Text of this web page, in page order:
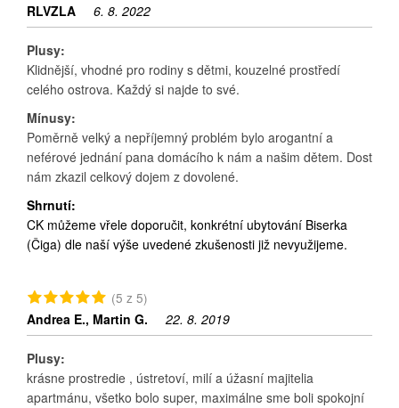
RLVZLA
6. 8. 2022
Plusy:
Klidnější, vhodné pro rodiny s dětmi, kouzelné prostředí
celého ostrova. Každý si najde to své.
Mínusy:
Poměrně velký a nepříjemný problém bylo arogantní a
neférové jednání pana domácího k nám a našim dětem. Dost
nám zkazil celkový dojem z dovolené.
Shrnutí:
CK můžeme vřele doporučit, konkrétní ubytování Biserka
(Čiga) dle naší výše uvedené zkušenosti již nevyužijeme.
(5 z 5)
Andrea E., Martin G.
22. 8. 2019
Plusy:
krásne prostredie , ústretoví, milí a úžasní majitelia
apartmánu, všetko bolo super, maximálne sme boli spokojní